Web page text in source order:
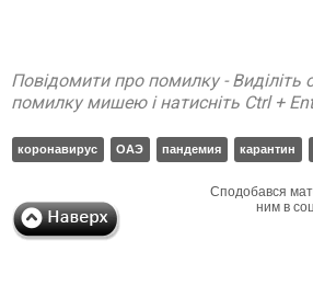
Повідомити про помилку - Виділіть
помилку мишею і натисніть Ctrl +
коронавирус ОАЭ пандемия карантин
Сподобався
ним в